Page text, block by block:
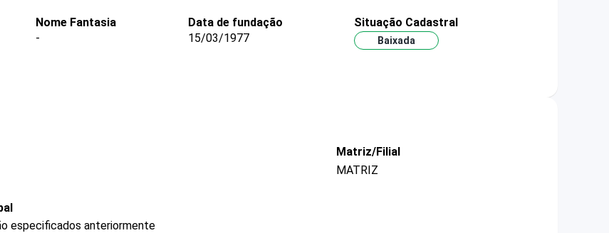
Nome Fantasia
-
Data de fundação
15/03/1977
Situação Cadastral
Baixada
Matriz/Filial
MATRIZ
especificados anteriormente